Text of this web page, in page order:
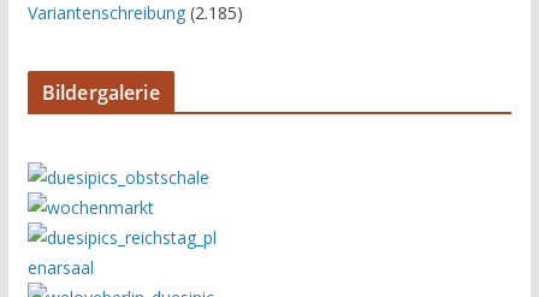
Variantenschreibung(2.185)
Bildergalerie